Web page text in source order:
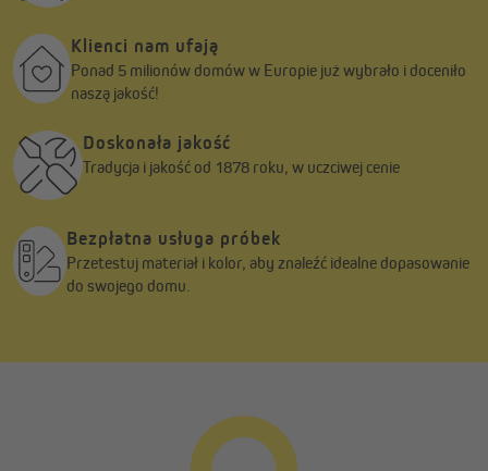
Uwaga:
ustawić je zgodnie z instrukcją.
Klienci nam ufają
Ponad 5 milionów domów w Europie już wybrało i doceniło
naszą jakość!
Doskonała jakość
Tradycja i jakość od 1878 roku, w uczciwej cenie
Bezpłatna usługa próbek
Przetestuj materiał i kolor, aby znaleźć idealne dopasowanie
do swojego domu.